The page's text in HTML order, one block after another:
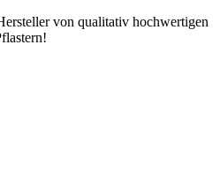
von qualitativ hochwertigen